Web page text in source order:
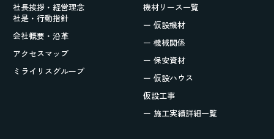
社長挨拶・経営理念
社是・行動指針
会社概要・沿革
アクセスマップ
ミライリスグループ
機材リース一覧
ー 仮設機材
ー 機械関係
ー 保安資材
ー 仮設ハウス
仮設工事
ー 施工実績詳細一覧